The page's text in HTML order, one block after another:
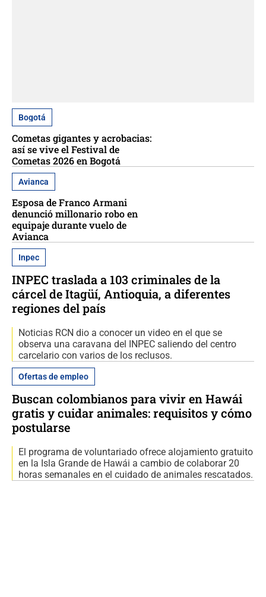
Bogotá
Cometas gigantes y acrobacias:
así se vive el Festival de
Cometas 2026 en Bogotá
Avianca
Esposa de Franco Armani
denunció millonario robo en
equipaje durante vuelo de
Avianca
Inpec
INPEC traslada a 103 criminales de la
cárcel de Itagüí, Antioquia, a diferentes
regiones del país
Noticias RCN dio a conocer un video en el que se
observa una caravana del INPEC saliendo del centro
carcelario con varios de los reclusos.
Ofertas de empleo
Buscan colombianos para vivir en Hawái
gratis y cuidar animales: requisitos y cómo
postularse
El programa de voluntariado ofrece alojamiento gratuito
en la Isla Grande de Hawái a cambio de colaborar 20
horas semanales en el cuidado de animales rescatados.